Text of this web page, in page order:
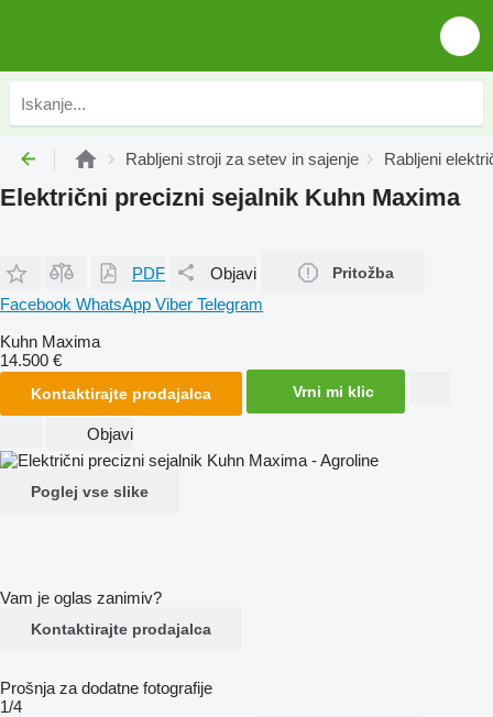
Rabljeni stroji za setev in sajenje Rabljeni
Električni precizni sejalnik Kuhn Maxima
PDF Objavi Pritožba
Facebook WhatsApp Viber Telegram
Kuhn Maxima
14.500 €
Kontaktirajte prodajalca Vrni mi klic
Objavi
Poglej vse slike
Vam je oglas zanimiv?
Kontaktirajte prodajalca
Prošnja za dodatne fotografije
1/4